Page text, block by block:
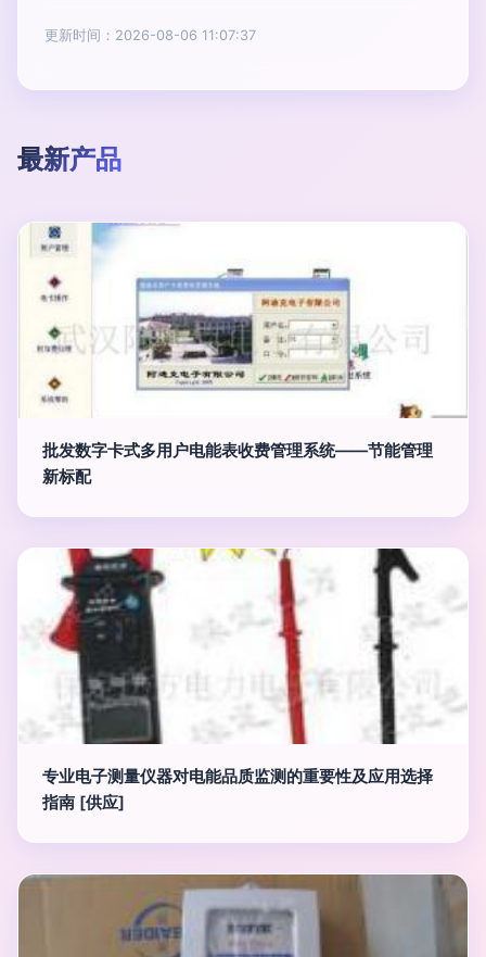
更新时间：2026-08-06 11:07:37
最新产品
批发数字卡式多用户电能表收费管理系统——节能管理
新标配
专业电子测量仪器对电能品质监测的重要性及应用选择
指南 [供应]